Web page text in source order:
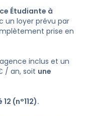
Étudiante à
un loyer prévu par
prise en
inclus et un
/ an, soit une
(n°112).